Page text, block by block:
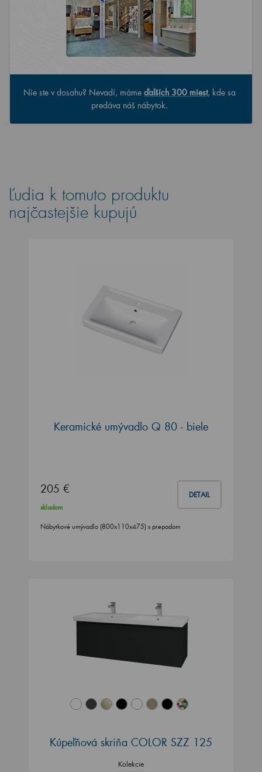
Nie ste v dosahu? Nevadí, máme ďalších 300 miest, kde sa
predáva náš nábytok.
Ľudia k tomuto produktu
najčastejšie kupujú
Keramické umývadlo Q 80 - biele
205 € DETAIL
skladom
Nábytkové umývadlo (800x110x475) s prepadom
Kúpeľňová skriňa COLOR SZZ 125
Kolekcie